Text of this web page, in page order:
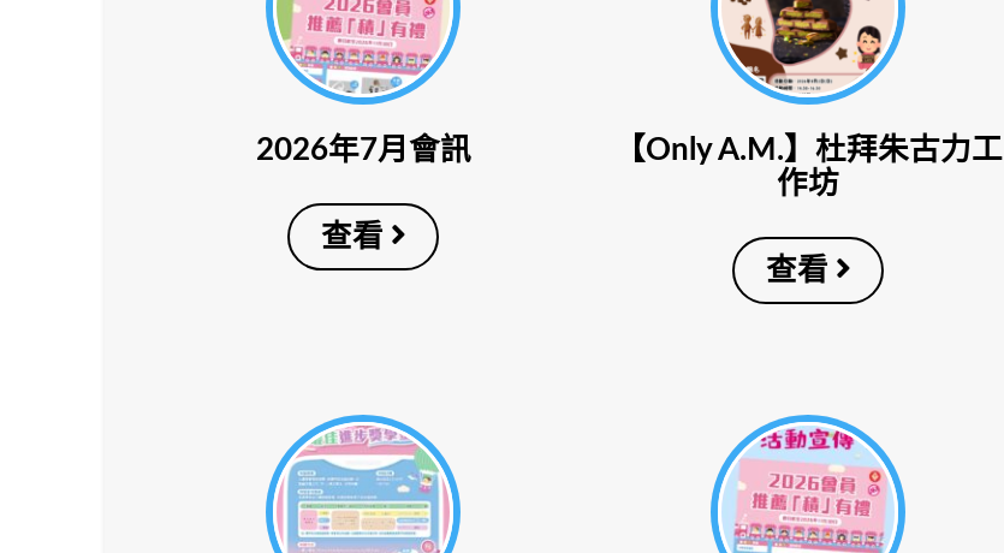
2026年7月會訊
查看
【Only A.M.】杜拜朱古力工
作坊
查看